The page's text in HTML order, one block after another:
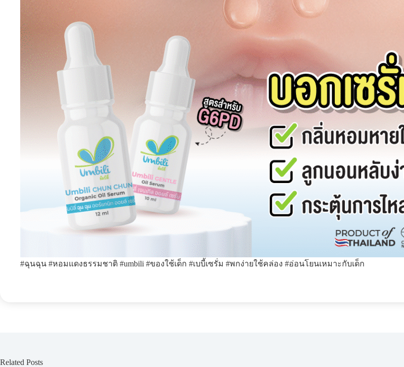
#ฉุนฉุน #หอมแดงธรรมชาติ #umbili #ของใช้เด็ก #เบบี้เซรั่ม #พกง่ายใช้คล่อง #อ่อนโยนเหมาะกับเด็ก
Related Posts